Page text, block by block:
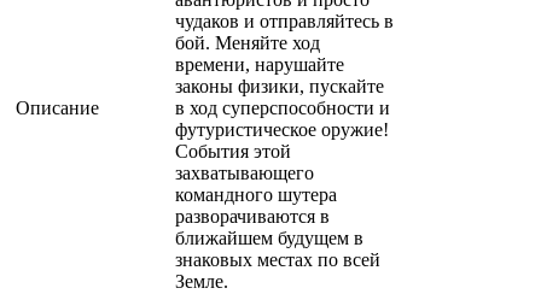
Описание
чудаков и отправляйтесь в
бой. Меняйте ход
времени, нарушайте
законы физики, пускайте
в ход суперспособности и
футуристическое оружие!
События этой
захватывающего
командного шутера
разворачиваются в
ближайшем будущем в
знаковых местах по всей
Земле.